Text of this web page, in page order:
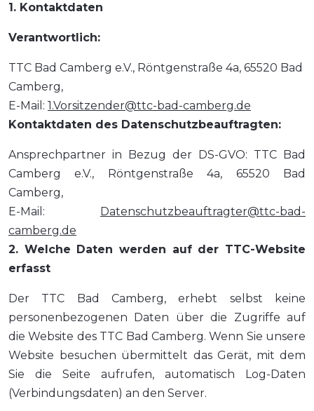
1. Kontaktdaten
Verantwortlich:
TTC Bad Camberg e.V., Röntgenstraße 4a, 65520 Bad
Camberg,
E-Mail: 1.Vorsitzender@ttc-bad-camberg.de
Kontaktdaten des Datenschutzbeauftragten:
Ansprechpartner in Bezug der DS-GVO: TTC Bad
Camberg e.V., Röntgenstraße 4a, 65520 Bad
Camberg,
E-Mail: Datenschutzbeauftragter@ttc-bad-
camberg.de
2. Welche Daten werden auf der TTC-Website
erfasst
Der TTC Bad Camberg, erhebt selbst keine
personenbezogenen Daten über die Zugriffe auf
die Website des TTC Bad Camberg. Wenn Sie unsere
Website besuchen übermittelt das Gerät, mit dem
Sie die Seite aufrufen, automatisch Log-Daten
(Verbindungsdaten) an den Server.